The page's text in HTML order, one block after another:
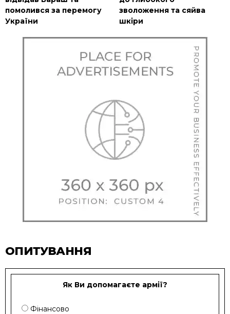
помолився за перемогу
України
зволоження та сяйва
шкіри
ОПИТУВАННЯ
Як Ви допомагаєте армії?
Фінансово